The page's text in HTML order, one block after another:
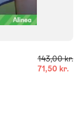
71,50 kr.
143,00 kr.